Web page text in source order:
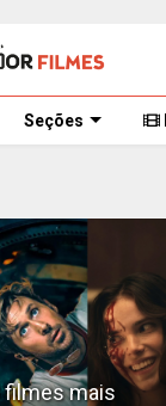
Seções
filmes mais